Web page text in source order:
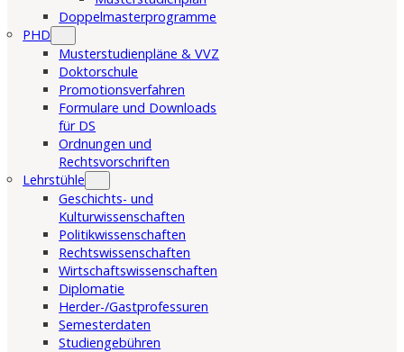
Doppelmasterprogramme
PHD
Musterstudienpläne & VVZ
Doktorschule
Promotionsverfahren
Formulare und Downloads
für DS
Ordnungen und
Rechtsvorschriften
Lehrstühle
Geschichts- und
Kulturwissenschaften
Politikwissenschaften
Rechtswissenschaften
Wirtschaftswissenschaften
Diplomatie
Herder-/Gastprofessuren
Semesterdaten
Studiengebühren